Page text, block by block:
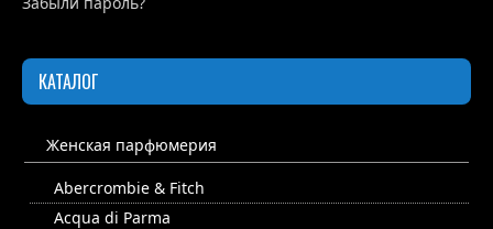
КАТАЛОГ
Женская парфюмерия
Abercrombie & Fitch
Acqua di Parma